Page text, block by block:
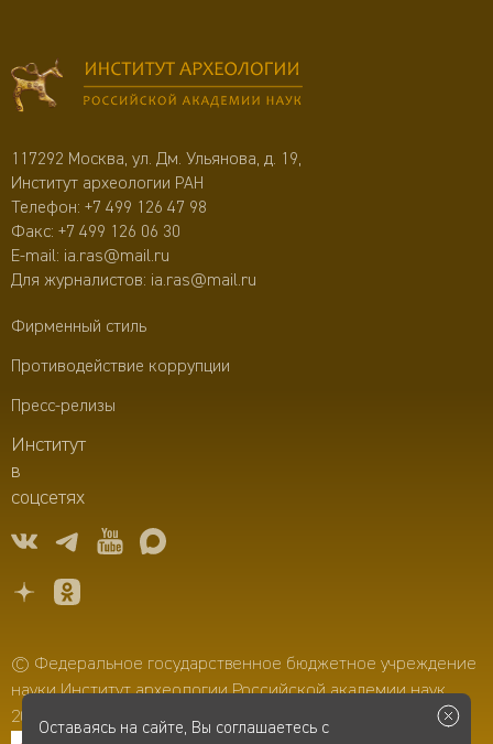
117292 Москва, ул. Дм. Ульянова, д. 19,
Институт археологии РАН
Телефон: +7 499 126 47 98
Факс: +7 499 126 06 30
E-mail: ia.ras@mail.ru
Для журналистов: ia.ras@mail.ru
Фирменный стиль
Противодействие коррупции
Пресс-релизы
Институт
в
соцсетях
© Федеральное государственное бюджетное учреждение
науки Институт археологии Российской академии наук,
2006–2026
Оставаясь на сайте, Вы соглашаетесь с